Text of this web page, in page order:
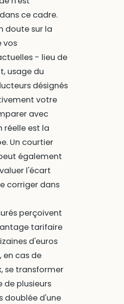
ce cadre.
doute sur la
vos
- lieu de
usage du
désignés
votre
avec
est la
Un courtier
également
l'écart
corriger dans
perçoivent
tarifaire
d'euros
en cas de
se transformer
de plusieurs
doublée d'une